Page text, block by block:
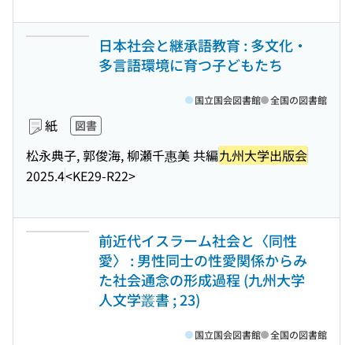
日本社会と継承語教育 : 多文化・
多言語環境に育つ子どもたち
紙 図書
松永典子, 郭俊海, 柳瀬千惠美 共編九州大学出版会
2025.4<KE29-R22>
国立国会図書館 全国の図書館
前近代イスラーム社会と〈同性
愛〉 : 男性同士の性愛関係からみ
た社会通念の形成過程 (九州大学
人文学叢書 ; 23)
国立国会図書館 全国の図書館